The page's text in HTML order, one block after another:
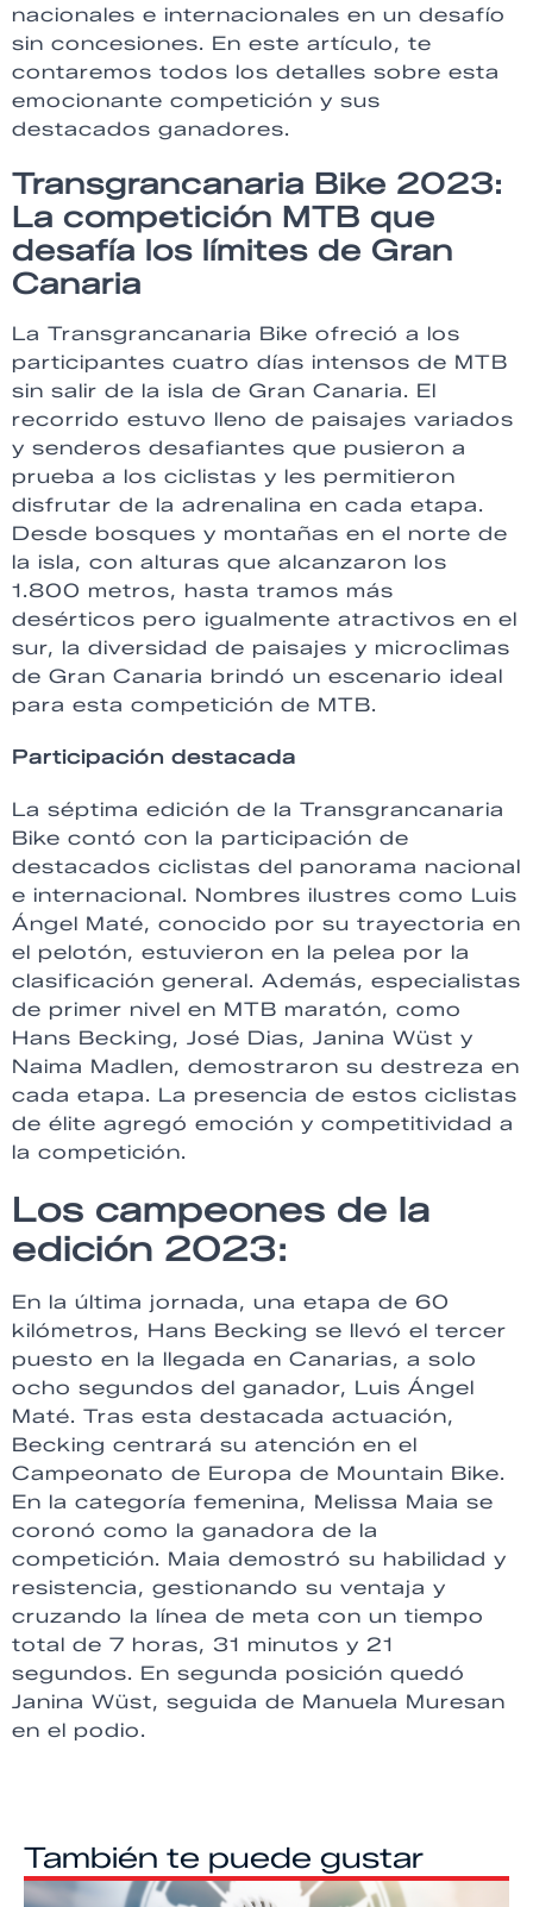
nacionales e internacionales en un desafío
sin concesiones. En este artículo, te
contaremos todos los detalles sobre esta
emocionante competición y sus
destacados ganadores.
Transgrancanaria Bike 2023:
La competición MTB que
desafía los límites de Gran
Canaria
La Transgrancanaria Bike ofreció a los
participantes cuatro días intensos de MTB
sin salir de la isla de Gran Canaria. El
recorrido estuvo lleno de paisajes variados
y senderos desafiantes que pusieron a
prueba a los ciclistas y les permitieron
disfrutar de la adrenalina en cada etapa.
Desde bosques y montañas en el norte de
la isla, con alturas que alcanzaron los
1.800 metros, hasta tramos más
desérticos pero igualmente atractivos en el
sur, la diversidad de paisajes y microclimas
de Gran Canaria brindó un escenario ideal
para esta competición de MTB.
Participación destacada
La séptima edición de la Transgrancanaria
Bike contó con la participación de
destacados ciclistas del panorama nacional
e internacional. Nombres ilustres como Luis
Ángel Maté, conocido por su trayectoria en
el pelotón, estuvieron en la pelea por la
clasificación general. Además, especialistas
de primer nivel en MTB maratón, como
Hans Becking, José Dias, Janina Wüst y
Naima Madlen, demostraron su destreza en
cada etapa. La presencia de estos ciclistas
de élite agregó emoción y competitividad a
la competición.
Los campeones de la
edición 2023:
En la última jornada, una etapa de 60
kilómetros, Hans Becking se llevó el tercer
puesto en la llegada en Canarias, a solo
ocho segundos del ganador, Luis Ángel
Maté. Tras esta destacada actuación,
Becking centrará su atención en el
Campeonato de Europa de Mountain Bike.
En la categoría femenina, Melissa Maia se
coronó como la ganadora de la
competición. Maia demostró su habilidad y
resistencia, gestionando su ventaja y
cruzando la línea de meta con un tiempo
total de 7 horas, 31 minutos y 21
segundos. En segunda posición quedó
Janina Wüst, seguida de Manuela Muresan
en el podio.
También te puede gustar